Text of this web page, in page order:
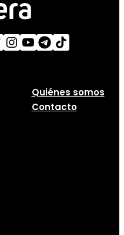
Quiénes somos
Contacto